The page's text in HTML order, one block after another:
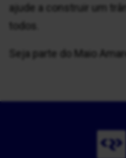
ajude a construir um
todos.
Seja parte do Maio